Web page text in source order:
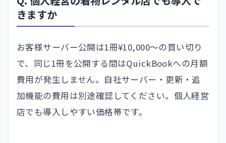
きますか
お客様サーバー公開は1冊¥10,000〜の買い切り
で、同じ1冊を公開する間はQuickBookへの月額
費用が発生しません。自社サーバー・更新・追
加機能の費用は別途確認してください。個人経営
店でも導入しやすい価格帯です。